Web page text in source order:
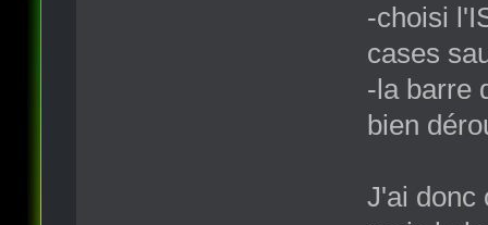
-choisi
cases
-la barre
bien
J'ai donc